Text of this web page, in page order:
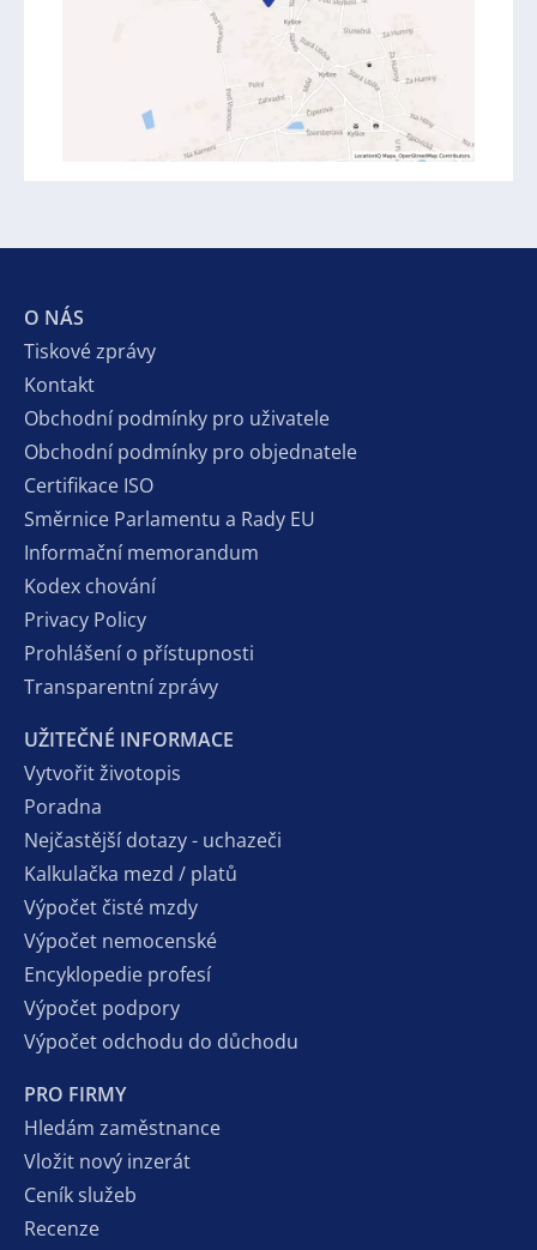
O NÁS
Tiskové zprávy
Kontakt
Obchodní podmínky pro uživatele
Obchodní podmínky pro objednatele
Certifikace ISO
Směrnice Parlamentu a Rady EU
Informační memorandum
Kodex chování
Privacy Policy
Prohlášení o přístupnosti
Transparentní zprávy
UŽITEČNÉ INFORMACE
Vytvořit životopis
Poradna
Nejčastější dotazy - uchazeči
Kalkulačka mezd / platů
Výpočet čisté mzdy
Výpočet nemocenské
Encyklopedie profesí
Výpočet podpory
Výpočet odchodu do důchodu
PRO FIRMY
Hledám zaměstnance
Vložit nový inzerát
Ceník služeb
Recenze